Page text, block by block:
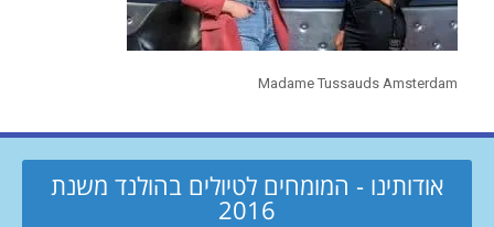
Madame Tussauds Amsterdam
אודותינו - המומחים לטיולים בהולנד משנת
2016